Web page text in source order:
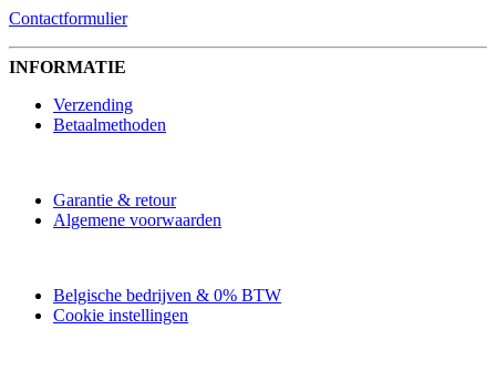
Contactformulier
INFORMATIE
Verzending
Betaalmethoden
Garantie & retour
Algemene voorwaarden
Belgische bedrijven & 0% BTW
Cookie instellingen